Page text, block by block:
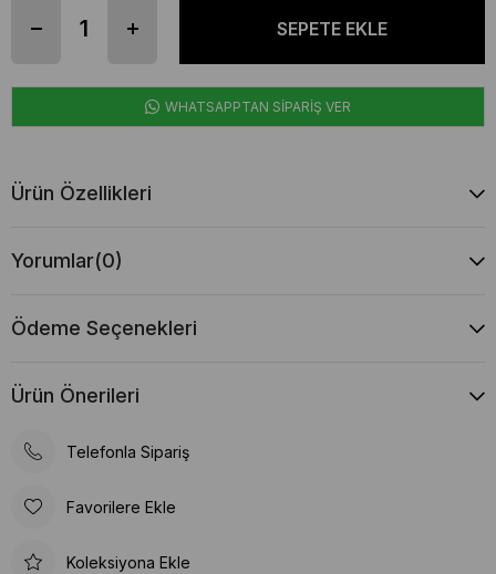
WHATSAPPTAN SİPARİŞ VER
Ürün Özellikleri
Yorumlar(0)
Ödeme Seçenekleri
Ürün Önerileri
Telefonla Sipariş
Favorilere Ekle
Koleksiyona Ekle